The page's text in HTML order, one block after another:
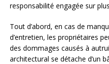
responsabilité engagée sur
Tout d’abord, en cas de
d’entretien, les propriétaires
des dommages causés à
architectural se détache d’un